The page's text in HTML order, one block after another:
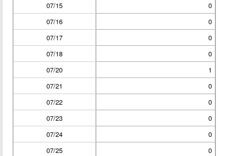
07/15
0
07/16
0
07/17
0
07/18
0
07/20
1
07/21
0
07/22
0
07/23
0
07/24
0
07/25
0